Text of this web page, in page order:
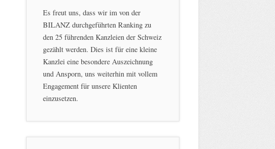
Es freut uns, dass wir im von der
BILANZ durchgeführten Ranking zu
den 25 führenden Kanzleien der Schweiz
gezählt werden. Dies ist für eine kleine
Kanzlei eine besondere Auszeichnung
und Ansporn, uns weiterhin mit vollem
Engagement für unsere Klienten
einzusetzen.